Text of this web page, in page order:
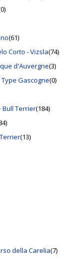
(61)
Corto - Vizsla(74)
d'Auvergne(3)
Gascogne(0)
Bull Terrier(184)
(13)
della Carelia(7)